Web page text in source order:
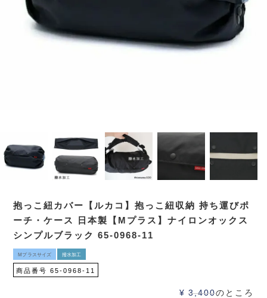
抱っこ紐カバー【ルカコ】抱っこ紐収納 持ち運びポ
ーチ・ケース 日本製【Mプラス】ナイロンオックス
シンプルブラック 65-0968-11
Mプラスサイズ 撥水加工
商品番号 65-0968-11
¥ 3,400のところ